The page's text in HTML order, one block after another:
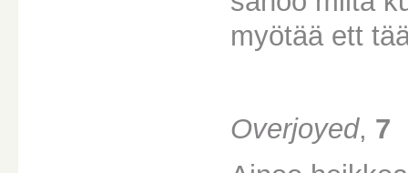
myötää ett
Overjoyed, 7